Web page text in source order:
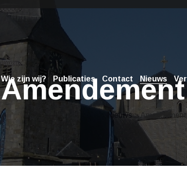
Wie zijn wij? Publicaties Contact Nieuws
Nieuws> Amendement